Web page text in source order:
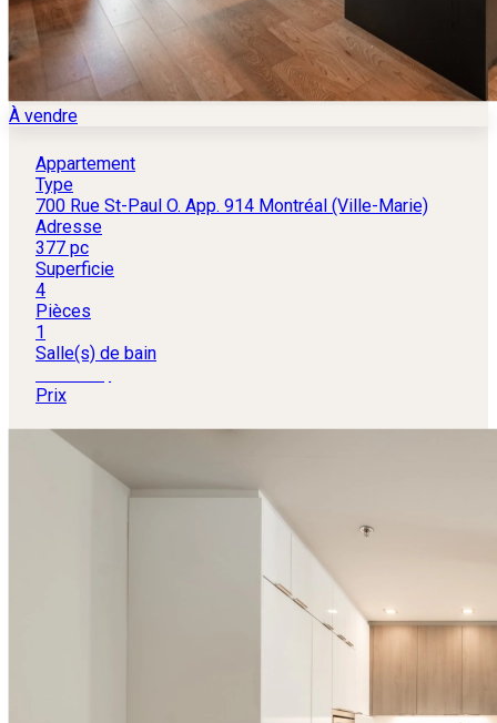
À vendre
Appartement
Type
700 Rue St-Paul O. App. 914 Montréal (Ville-Marie)
Adresse
377 pc
Superficie
4
Pièces
1
Salle(s) de bain
Prix